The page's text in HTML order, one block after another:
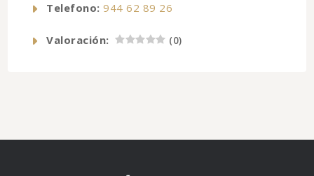
Telefono: 944 62 89 26
Valoración: (0)